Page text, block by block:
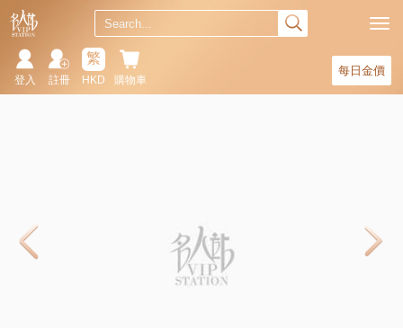
每日金價
購物車
繁
HKD
註冊
登入